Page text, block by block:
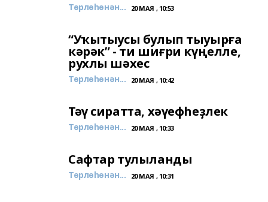
Төрлөһөнән... 20 МАЯ , 10:53
“Уҡытыусы булып тыуырға
кәрәк” - ти шиғри күңелле,
рухлы шәхес
Төрлөһөнән... 20 МАЯ , 10:42
Тәү сиратта, хәүефһеҙлек
Төрлөһөнән... 20 МАЯ , 10:33
Сафтар тулыланды
Төрлөһөнән... 20 МАЯ , 10:31